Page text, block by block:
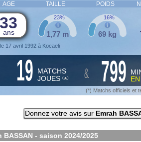
AGE TAILLE POIDS
33
ans
17 avril 1992 à Kocaeli
1,77 m
23%
69 kg
16%
19 MATCHS
JOUES (*) & 799
(*) Matchs officiels et
Donnez votre avis sur Emrah
BASSAN - saison 2024/2025